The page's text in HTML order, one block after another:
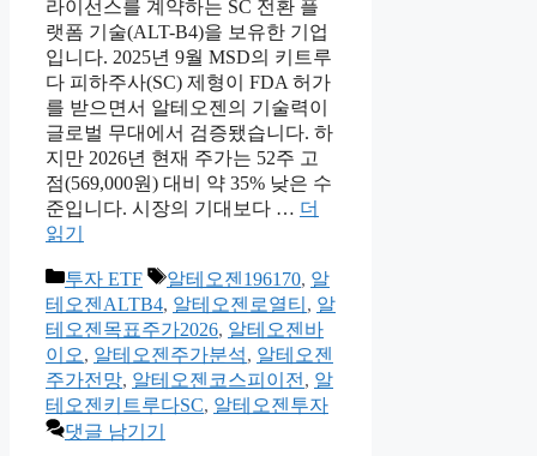
라이선스를 계약하는 SC 전환 플
랫폼 기술(ALT-B4)을 보유한 기업
입니다. 2025년 9월 MSD의 키트루
다 피하주사(SC) 제형이 FDA 허가
를 받으면서 알테오젠의 기술력이
글로벌 무대에서 검증됐습니다. 하
지만 2026년 현재 주가는 52주 고
점(569,000원) 대비 약 35% 낮은 수
준입니다. 시장의 기대보다 … 더
읽기
카
테
고
리
투자 ETF
태
그
알테오젠196170, 알
테오젠ALTB4, 알테오젠로열티 , 알
테오젠목표주가2026, 알테오젠바
이오, 알테오젠주가분석, 알테오젠
주가전망, 알테오젠코스피이전 , 알
테오젠키트루다SC, 알테오젠투자
댓글 남기기